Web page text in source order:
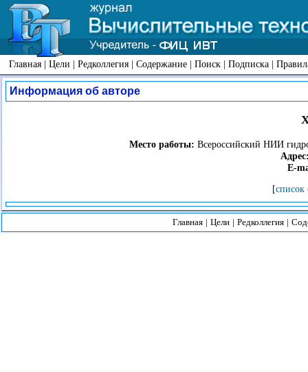
Главная | Цели | Редколлегия | Содержание | Поиск | Подписка |
Информация об авторе
Место работы: Всероссийский НИИ
E-
[список
Главная | Цели | Редколлегия |